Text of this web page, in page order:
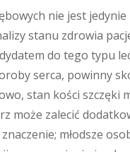
nie jest
stanu zdrowia
do tego typu
serca, powinny
stan kości szczęki
może zalecić
młodsze